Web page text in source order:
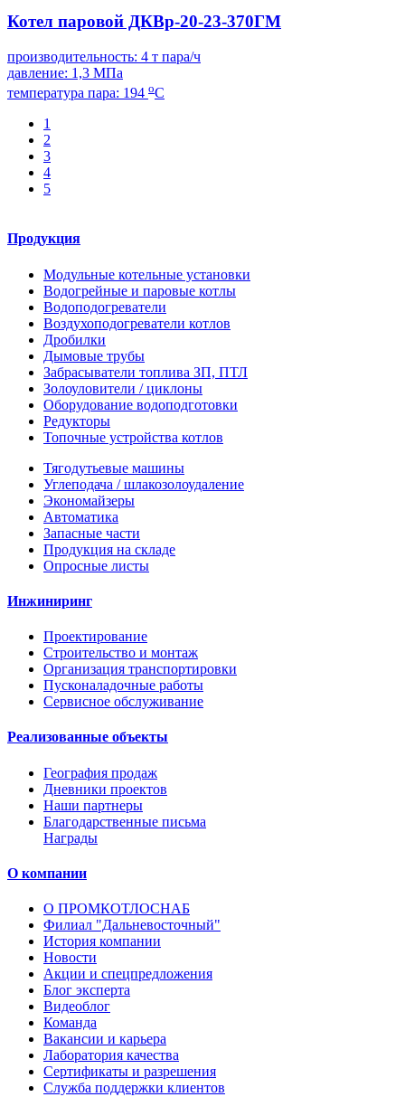
Котел паровой ДКВр-20-23-370ГМ
производительность: 4 т пара/ч
давление: 1,3 МПа
температура пара: 194 оС
1
2
3
4
5
Продукция
Модульные котельные установки
Водогрейные и паровые котлы
Водоподогреватели
Воздухоподогреватели котлов
Дробилки
Дымовые трубы
Забрасыватели топлива ЗП, ПТЛ
Золоуловители / циклоны
Оборудование водоподготовки
Редукторы
Топочные устройства котлов
Тягодутьевые машины
Углеподача / шлакозолоудаление
Экономайзеры
Автоматика
Запасные части
Продукция на складе
Опросные листы
Инжиниринг
Проектирование
Строительство и монтаж
Организация транспортировки
Пусконаладочные работы
Сервисное обслуживание
Реализованные объекты
География продаж
Дневники проектов
Наши партнеры
Благодарственные письма
Награды
О компании
О ПРОМКОТЛОСНАБ
Филиал "Дальневосточный"
История компании
Новости
Акции и спецпредложения
Блог эксперта
Видеоблог
Команда
Вакансии и карьера
Лаборатория качества
Сертификаты и разрешения
Служба поддержки клиентов